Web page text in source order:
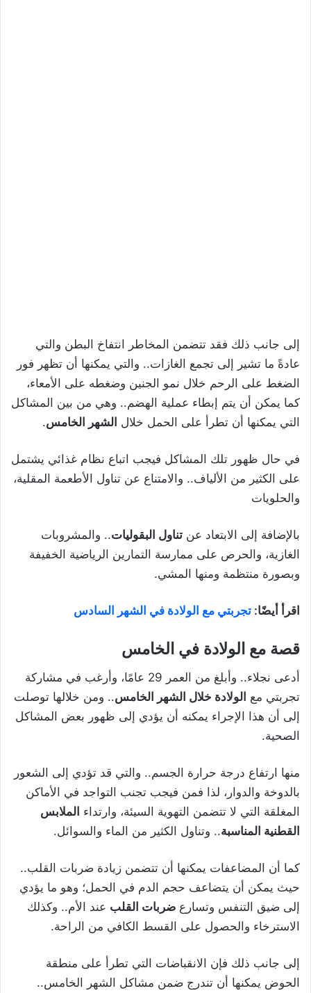
إلى جانب ذلك فقد تتضمن المخاطر انتفاخ البطن والتي
عادةً ما تشير إلى تجمع الغازات.. والتي يمكنها أن تظهر فور
الضغط على الرحم خلال نمو الجنين وضغطه على الأمعاء،
كما يمكن أن يتم إبطاء عملية الهضم.. وهي من بين المشاكل
التي يمكنها أن تطرأ على الحمل خلال الشهر الخامس.
في حال ظهور تلك المشاكل فيجب اتباع نظام غذائي يشتمل
على الكثير من الألياف.. والامتناع عن تناول الأطعمة المقلية،
والحلويات
بالإضافة إلى الابتعاد عن تناول البقوليات.. والمشروبات
الغازية، والحرص على ممارسة التمارين الرياضية الخفيفة
وبصورة منتظمة ومنها المشي.
اقرأ أيضًا: تجربتي مع الولادة في الشهر السادس
قصة مع الولادة في الخامس
أدعى نجلاء.. وأبلغ من العمر 29 عامًا، وأرغب في مشاركة
تجربتي مع الولادة خلال الشهر الخامس.. ومن خلالها توصلت
إلى أن هذا الإجراء يمكنه أن يؤدي إلى ظهور بعض المشاكل
الصحية.
منها ارتفاع درجة حرارة الجسم.. والتي قد تؤدي إلى الشعور
بالدوخة والدوار، لذا فمن فيجب تجنب التواجد في الأماكن
المغلقة التي لا تتضمن التهوية السيئة، وارتداء الملابس
القطنية المناسبة.. وتناول الكثير من الماء والسوائل.
كما أن المضاعفات يمكنها أن تتضمن زيادة ضربات القلب..
حيث يمكن أن يتضاعف حجم الدم في الحمل؛ وهو ما يؤدي
إلى ضيق التنفس وتسارع ضربات القلب عند الأم.. وكذلك
الاسترخاء والحصول على القسط الكافي من الراحة.
إلى جانب ذلك فإن الانقباضات التي تطرأ على منطقة
الحوض يمكنها أن تندرج ضمن مشاكل الشهر الخامس..